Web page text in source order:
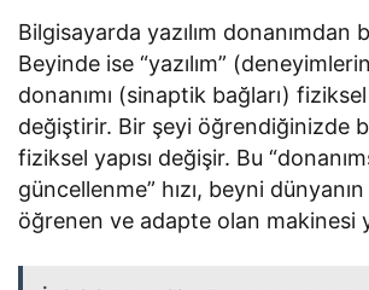
Bilgisayarda yazılım donanımdan
Beyinde ise “yazılım”
donanımı (sinaptik bağları)
değiştirir. Bir şeyi öğrendiğinizde
fiziksel yapısı değişir. Bu
güncellenme” hızı, beyni dünyanın
öğrenen ve adapte olan makinesi